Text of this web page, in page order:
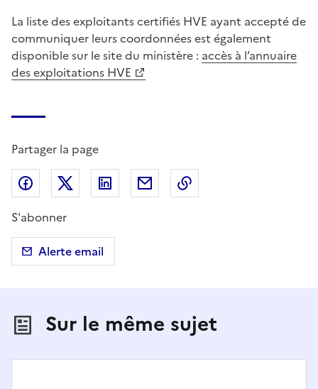
La liste des exploitants certifiés HVE ayant accepté de
communiquer leurs coordonnées est également
disponible sur le site du ministère : accès à l’annuaire
des exploitations HVE
Partager la page
Partager sur Facebook
Partager sur X (anciennement Twitter)
Partager sur LinkedIn
Partager par email
S'abonner
Alerte email
Sur le même sujet